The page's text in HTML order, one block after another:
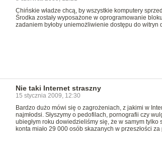
Chińskie władze chcą, by wszystkie komputery
Środka zostały wyposażone w oprogramowanie
zadaniem byłoby uniemożliwienie dostępu do witryn
Nie taki Internet straszny
15 stycznia 2009, 12:30
Bardzo dużo mówi się o zagrożeniach, z jakimi w
najmłodsi. Słyszymy o pedofilach, pornografii czy
ubiegłym roku dowiedzieliśmy się, że w samym tylko
konta miało 29 000 osób skazanych w przeszłości